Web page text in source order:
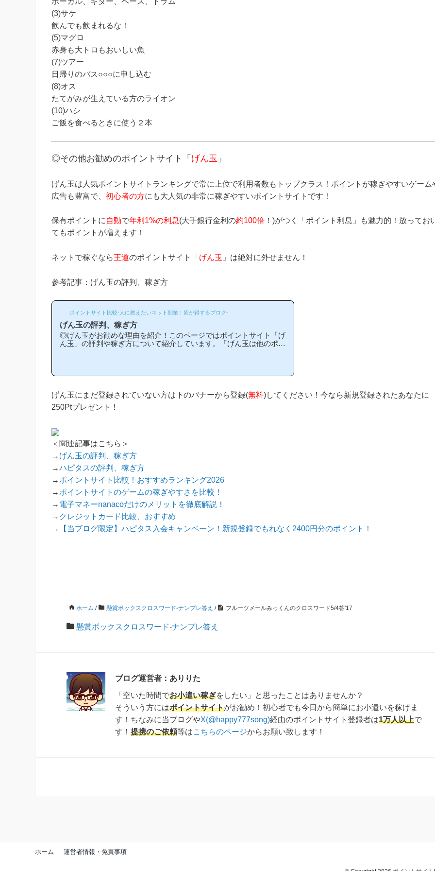
(3)サケ
飲んでも飲まれるな！
(5)マグロ
赤身も大トロもおいしい魚
(7)ツアー
日帰りのバス○○○に申し込む
(8)オス
たてがみが生えている方のライオン
(10)ハシ
ご飯を食べるときに使う２本
◎その他お勧めのポイントサイト「 げん玉 」
げん玉は人気ポイントサイトランキングで常に上位で利用者数もトップクラス！ポイントが稼ぎやすいゲーム
広告も豊富で、 初心者の方にも大人気の非常に稼ぎやすいポイントサイトです！
保有ポイントに 自動で年利1%の利息(大手銀行金利の約100倍 ！)がつく「ポイント利息」も魅力的！放ってお
てもポイントが増えます！
ネットで稼ぐなら王道のポイントサイト「 げん玉 」は絶対に外せません！
参考記事：げん玉の評判、稼ぎ方
ポイントサイト比較-人に教えたいネット副業！皆が得するブログ-
げん玉の評判、稼ぎ方
◎げん玉がお勧めな理由を紹介！このページではポイントサイト「げ
ん玉」の評判や稼ぎ方について紹介しています。「げん玉は他のポイ
かげ様で当ブログからげん玉等のポイントサイトに新規登録された方
稼ぎができる「王道のポイントサイト」です！当ページからげん玉へ
の...
げん玉にまだ登録されていない方は下のバナーから登録(無料)してください！今なら新規登録されたあなたに
250Ptプレゼント！
＜関連記事はこちら＞
→ げん玉の評判、稼ぎ方
→ハピタスの評判、稼ぎ方
→ ポイントサイト比較！おすすめランキング2026
→ ポイントサイトのゲームの稼ぎやすさを比較！
→ 電子マネーnanacoだけのメリットを徹底解説！
→ クレジットカード比較、おすすめ
→
【当ブログ限定】ハピタス入会キャンペーン！新規登録でもれなく2400円分のポイント！
ホーム / 懸賞ボックスクロスワード-ナンプレ答え / フルーツメールみっくんのクロスワード5/4答'17
懸賞ボックスクロスワード-ナンプレ答え
ブログ運営者：ありりた
「空いた時間でお小遣い稼ぎをしたい」と思ったことはありませんか？
そういう方にはポイントサイトがお勧め！初心者でも今日から簡単にお小遣いを稼げま
す！ちなみに当ブログやX(@happy777song)経由のポイントサイト登録者は1万人以上で
す！ 提携のご依頼等はこちらのページからお願い致します！
ホーム 運営者情報・免責事項